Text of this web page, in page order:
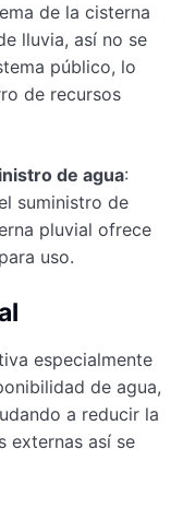
de la cisterna
lluvia, así no se
público, lo
de recursos
de agua:
suministro de
pluvial ofrece
uso.
especialmente
de agua,
a reducir la
externas así se